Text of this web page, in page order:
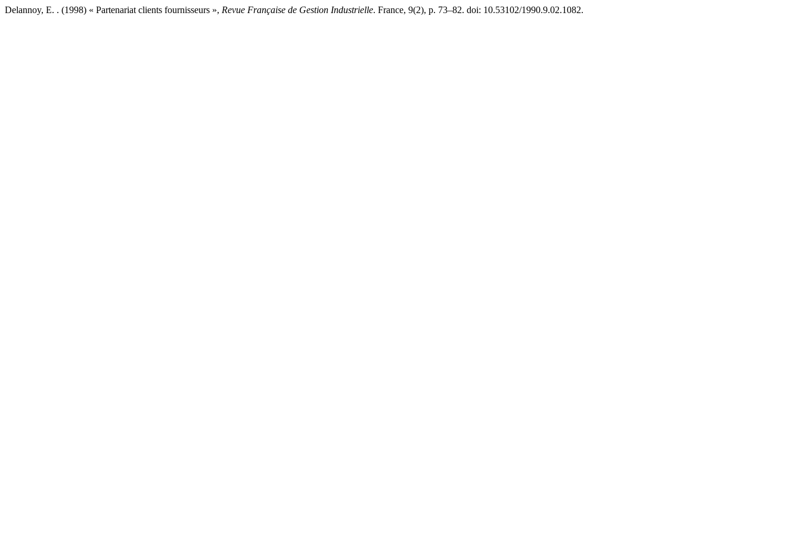
Delannoy, E. . (1998) « Partenariat clients fournisseurs », Revue Française de Gestion Industrielle. France, 9(2), p. 73–82. doi: 10.53102/1990.9.02.1082.